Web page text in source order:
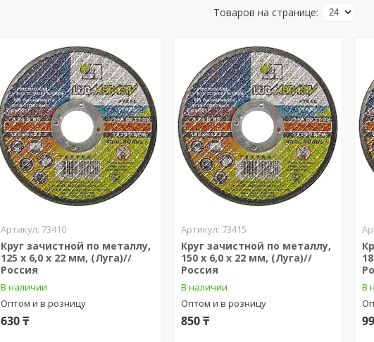
73410
Круг зачистной по металлу,
125 х 6,0 х 22 мм, (Луга)//
Россия
В наличии
Оптом и в розницу
630 ₸
73415
Круг зачистной по металлу,
150 х 6,0 х 22 мм, (Луга)//
Россия
В наличии
Оптом и в розницу
850 ₸
В